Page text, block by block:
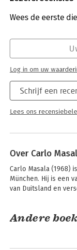
Verschijningsdatum:
Wees de eerste
Schrijf een
Lees ons
Log in om uw
Over Carlo
Carlo Masala (1968)
München. Hij is een
van Duitsland en
Andere